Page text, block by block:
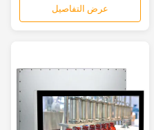
عرض التفاصيل